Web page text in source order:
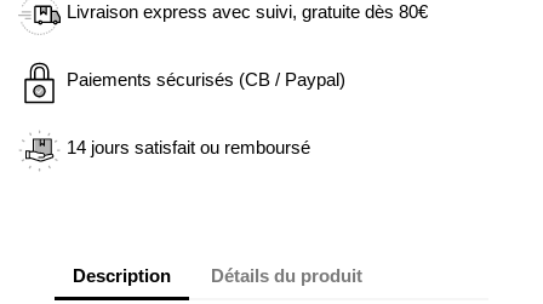
Livraison express avec suivi, gratuite dès 80€
Paiements sécurisés (CB / Paypal)
14 jours satisfait ou remboursé
Description Détails du produit